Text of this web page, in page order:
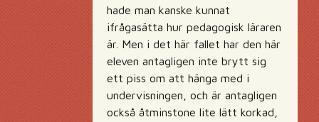
hade man kanske kunnat
ifrågasätta hur pedagogisk läraren
är. Men i det här fallet har den här
eleven antagligen inte brytt sig
ett piss om att hänga med i
undervisningen, och är antagligen
också åtminstone lite lätt korkad,